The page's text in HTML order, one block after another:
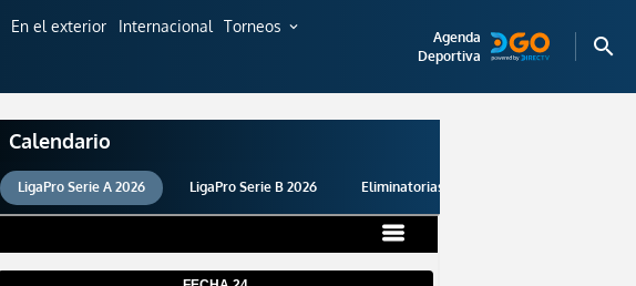
En el exterior Internacional Torneos expand_more
Agenda
Deportiva
search
Calendario
LigaPro Serie A 2026 LigaPro Serie B 2026 Eliminatorias 2026